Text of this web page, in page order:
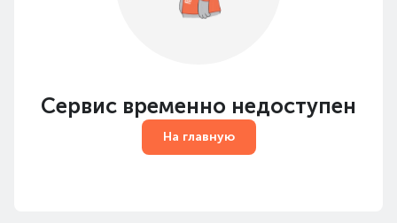
Сервис временно недоступен
На главную